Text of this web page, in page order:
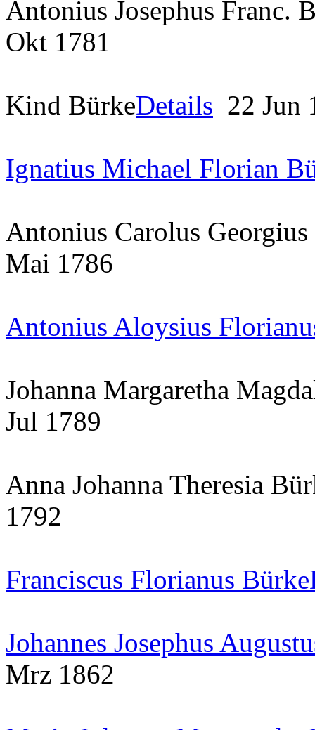
Antonius Josephus Franc.
Okt 1781
Kind BürkeDetails 22 Jun
Ignatius Michael Florian
Antonius Carolus
Mai 1786
Antonius Aloysius
Johanna Margaretha
Jul 1789
Anna Johanna Theresia
1792
Franciscus Florianus Bürke
Johannes Josephus
Mrz 1862